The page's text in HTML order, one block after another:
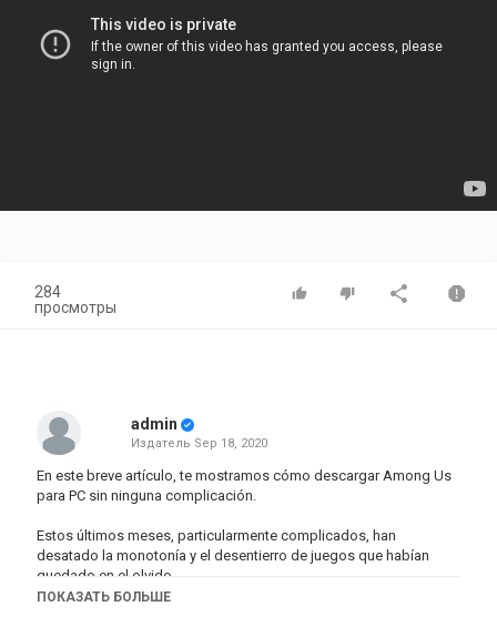
284
просмотры
admin
Издатель Sep 18, 2020
En este breve artículo, te mostramos cómo descargar Among Us
para PC sin ninguna complicación.
Estos últimos meses, particularmente complicados, han
desatado la monotonía y el desentierro de juegos que habían
quedado en el olvido.
ПОКАЗАТЬ БОЛЬШЕ